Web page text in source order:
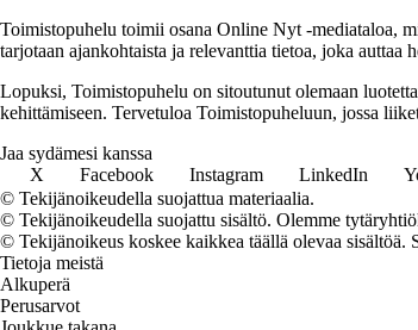
Toimistopuhelu toimii osana Online Nyt -mediataloa,
tarjotaan ajankohtaista ja relevanttia tietoa, joka auttaa
Lopuksi, Toimistopuhelu on sitoutunut olemaan
kehittämiseen. Tervetuloa Toimistopuheluun, jossa
Jaa sydämesi kanssa
X
Facebook Instagram LinkedIn
© Tekijänoikeudella suojattua materiaalia.
© Tekijänoikeudella suojattu sisältö. Olemme
© Tekijänoikeus koskee kaikkea täällä olevaa sisältöä.
Tietoja meistä
Alkuperä
Perusarvot